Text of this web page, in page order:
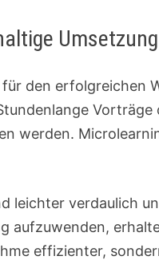
Umsetzung
den erfolgreichen
werden.
leichter verdaulich
aufzuwenden,
effizienter,